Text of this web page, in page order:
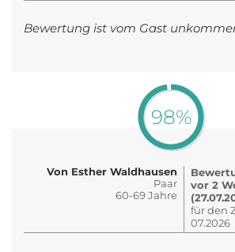
Bewertung ist vom Gast
98%
Von Esther Waldhausen
Paar
60-69 Jahre
vor 2
für den
07.2026